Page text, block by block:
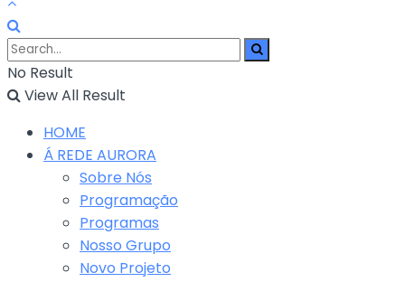
No Result
View All Result
HOME
Á REDE AURORA
Sobre Nós
Programação
Programas
Nosso Grupo
Novo Projeto